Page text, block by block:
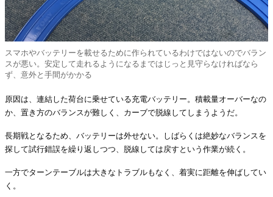
スマホやバッテリーを載せるために作られているわけではないのでバラン
スが悪い。安定して走れるようになるまではじっと見守らなければなら
ず、意外と手間がかかる
原因は、連結した荷台に乗せている充電バッテリー。積載量オーバーなの
か、置き方のバランスが難しく、カーブで脱線してしまうようだ。
長期戦となるため、バッテリーは外せない。しばらくは絶妙なバランスを
探して試行錯誤を繰り返しつつ、脱線しては戻すという作業が続く。
一方でターンテーブルは大きなトラブルもなく、着実に距離を伸ばしてい
く。